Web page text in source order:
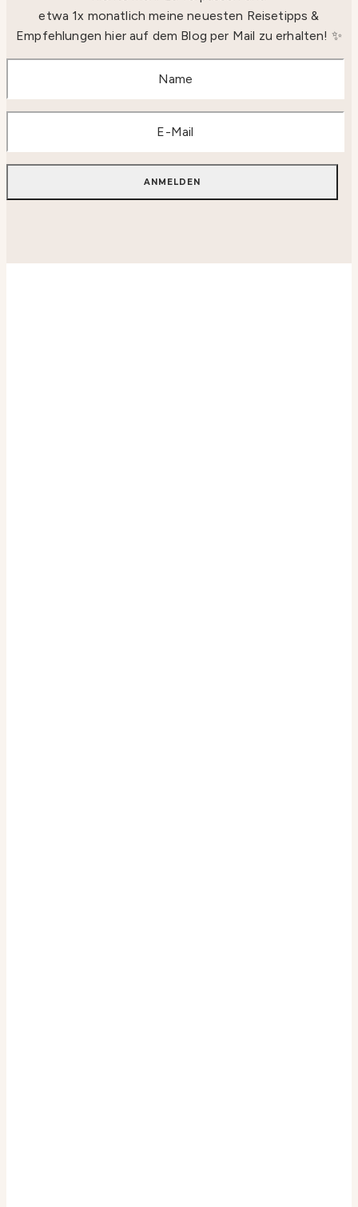
etwa 1x monatlich meine neuesten Reisetipps &
Empfehlungen hier auf dem Blog per Mail zu erhalten! ✨